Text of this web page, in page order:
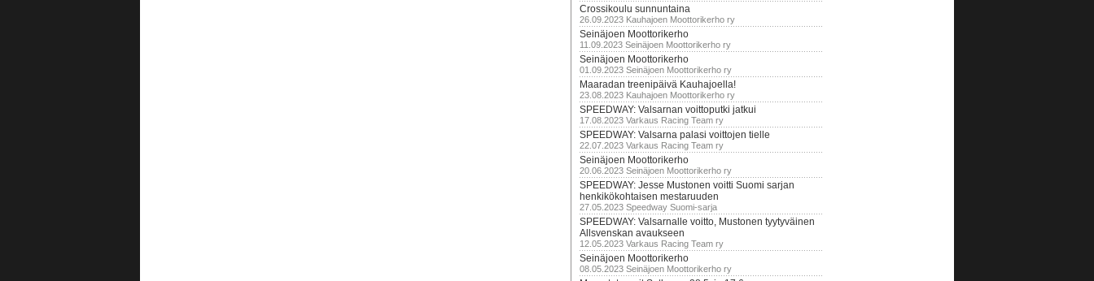
Crossikoulu sunnuntaina
26.09.2023 Kauhajoen Moottorikerho ry
Seinäjoen Moottorikerho
11.09.2023 Seinäjoen Moottorikerho ry
Seinäjoen Moottorikerho
01.09.2023 Seinäjoen Moottorikerho ry
Maaradan treenipäivä Kauhajoella!
23.08.2023 Kauhajoen Moottorikerho ry
SPEEDWAY: Valsarnan voittoputki jatkui
17.08.2023 Varkaus Racing Team ry
SPEEDWAY: Valsarna palasi voittojen tielle
22.07.2023 Varkaus Racing Team ry
Seinäjoen Moottorikerho
20.06.2023 Seinäjoen Moottorikerho ry
SPEEDWAY: Jesse Mustonen voitti Suomi sarjan
henkikökohtaisen mestaruuden
27.05.2023 Speedway Suomi-sarja
SPEEDWAY: Valsarnalle voitto, Mustonen tyytyväinen
Allsvenskan avaukseen
12.05.2023 Varkaus Racing Team ry
Seinäjoen Moottorikerho
08.05.2023 Seinäjoen Moottorikerho ry